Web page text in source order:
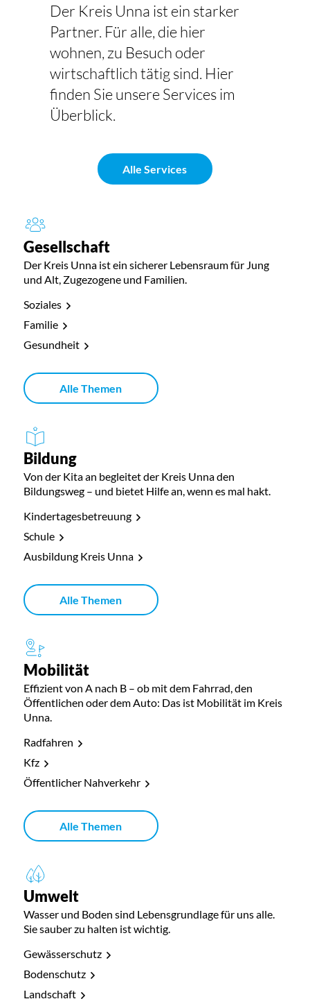
Der Kreis Unna ist ein starker
Partner. Für alle, die hier
wohnen, zu Besuch oder
wirtschaftlich tätig sind. Hier
finden Sie unsere Services im
Überblick.
Alle Services
Gesellschaft
Der Kreis Unna ist ein sicherer Lebensraum für Jung
und Alt, Zugezogene und Familien.
Soziales
Familie
Gesundheit
Alle Themen
Bildung
Von der Kita an begleitet der Kreis Unna den
Bildungsweg – und bietet Hilfe an, wenn es mal hakt.
Kindertagesbetreuung
Schule
Ausbildung Kreis Unna
Alle Themen
Mobilität
Effizient von A nach B – ob mit dem Fahrrad, den
Öffentlichen oder dem Auto: Das ist Mobilität im Kreis
Unna.
Radfahren
Kfz
Öffentlicher Nahverkehr
Alle Themen
Umwelt
Wasser und Boden sind Lebensgrundlage für uns alle.
Sie sauber zu halten ist wichtig.
Gewässerschutz
Bodenschutz
Landschaft